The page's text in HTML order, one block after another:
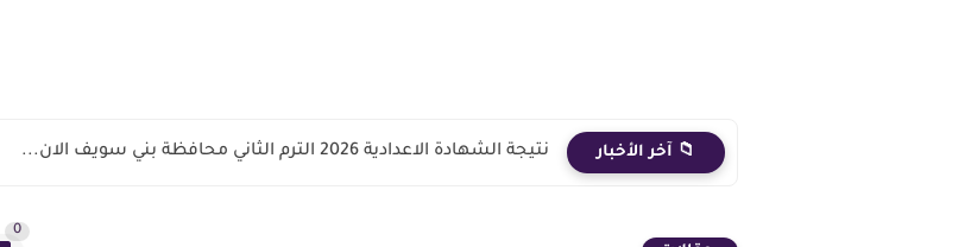
📁 آخر الأخبار نتيجة الشهادة الاعدادية 2026 الترم الثاني محافظة بني سويف الان...
0